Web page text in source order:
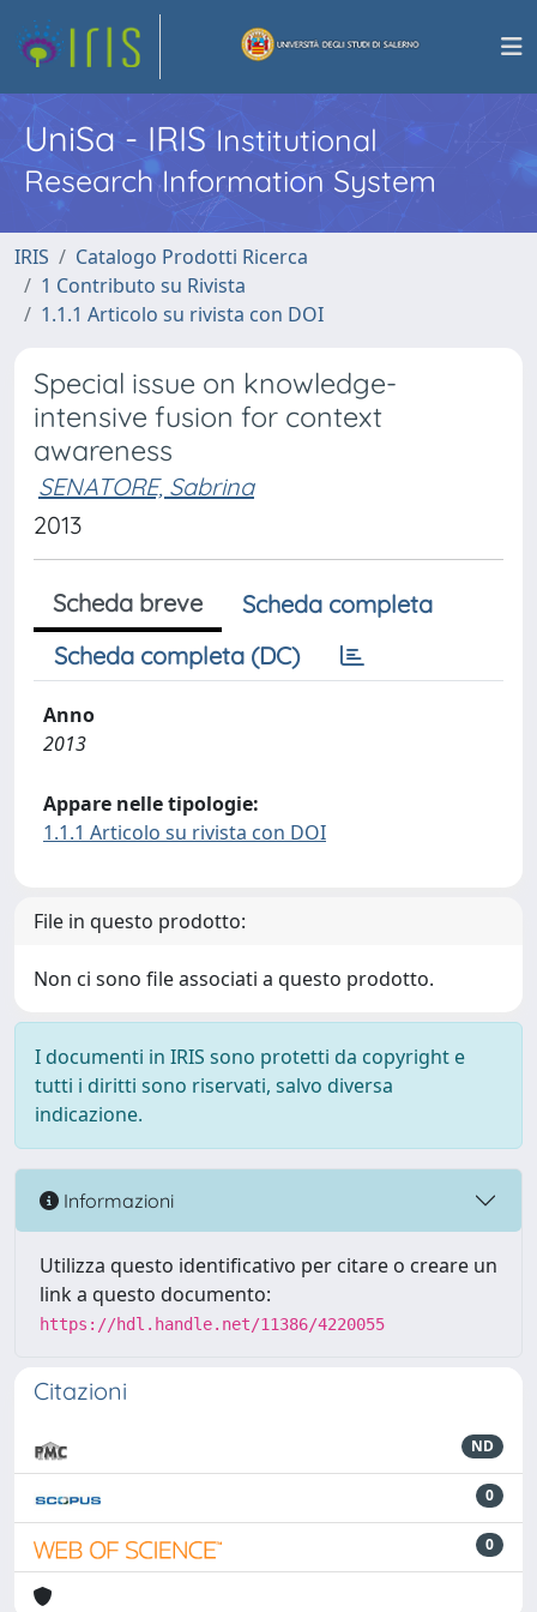
UniSa - IRISInstitutional
Research Information System
IRIS
Catalogo Prodotti Ricerca
1 Contributo su Rivista
1.1.1 Articolo su rivista con DOI
Special issue on knowledge-
intensive fusion for context
awareness
SENATORE, Sabrina
2013
Scheda breve
Scheda completa
Scheda completa (DC)
Anno
2013
Appare nelle tipologie:
1.1.1 Articolo su rivista con DOI
File in questo prodotto:
Non ci sono file associati a questo prodotto.
I documenti in IRIS sono protetti da copyright e
tutti i diritti sono riservati, salvo diversa
indicazione.
Informazioni
Utilizza questo identificativo per citare o creare un
link a questo documento:
https://hdl.handle.net/11386/4220055
Citazioni
ND
0
0